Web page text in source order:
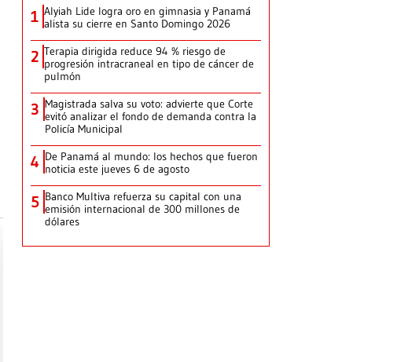
1 Alyiah Lide logra oro en gimnasia y Panamá
alista su cierre en Santo Domingo 2026
2 Terapia dirigida reduce 94 % riesgo de
progresión intracraneal en tipo de cáncer de
pulmón
3 Magistrada salva su voto: advierte que Corte
evitó analizar el fondo de demanda contra la
Policía Municipal
4 De Panamá al mundo: los hechos que fueron
noticia este jueves 6 de agosto
5 Banco Multiva refuerza su capital con una
emisión internacional de 300 millones de
dólares